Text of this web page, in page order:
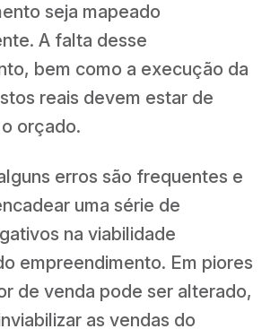
seja mapeado
A falta desse
bem como a execução da
reais devem estar de
orçado.
erros são frequentes e
uma série de
na viabilidade
empreendimento. Em piores
de venda pode ser alterado,
as vendas do